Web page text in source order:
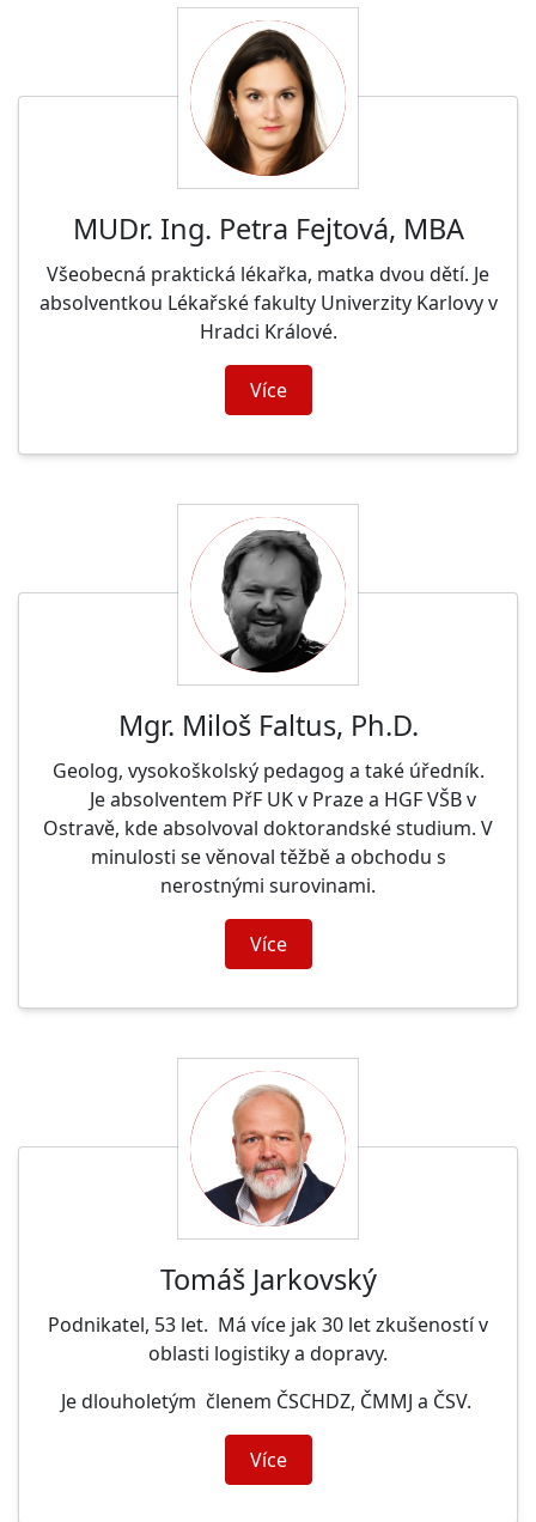
MUDr. Ing. Petra Fejtová, MBA
Všeobecná praktická lékařka, matka dvou dětí. Je
absolventkou Lékařské fakulty Univerzity Karlovy v
Hradci Králové.
Více
Mgr. Miloš Faltus, Ph.D.
Geolog, vysokoškolský pedagog a také úředník.
Je absolventem PřF UK v Praze a HGF VŠB v
Ostravě, kde absolvoval doktorandské studium. V
minulosti se věnoval těžbě a obchodu s
nerostnými surovinami.
Více
Tomáš Jarkovský
Podnikatel, 53 let. Má více jak 30 let zkušeností v
oblasti logistiky a dopravy.
Je dlouholetým členem ČSCHDZ, ČMMJ a ČSV.
Více